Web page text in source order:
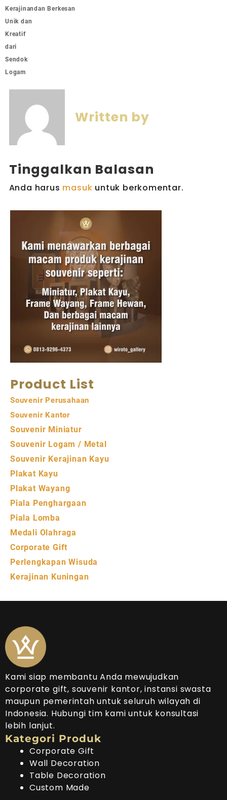
Kerajinan
Unik dan
Kreatif
dari
Sendok
Logam
dan Berkesan
Written by
Tinggalkan Balasan
Anda harus masuk untuk berkomentar.
Product List
Souvenir Perusahaan
Souvenir Kantor
Souvenir Miniatur
Souvenir Logam / Metal
Souvenir Kerajinan Kayu
Plakat Kayu
Plakat Wayang
Piala Penghargaan
Piala Lomba
Medali Olahraga
Corporate Gift
Perlengkapan Wisuda
Kerajinan Kuningan
Kami siap membantu Anda mewujudkan
corporate gift, souvenir kantor, instansi swasta
maupun pemerintah untuk seluruh wilayah di
Indonesia. Hubungi tim kami untuk konsultasi
lebih lanjut.
Kategori Produk
Corporate Gift
Wall Decoration
Table Decoration
Custom Made